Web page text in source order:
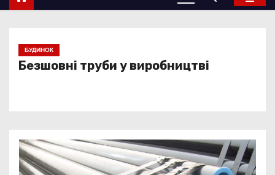
БУДИНОК
Безшовні труби у виробництві